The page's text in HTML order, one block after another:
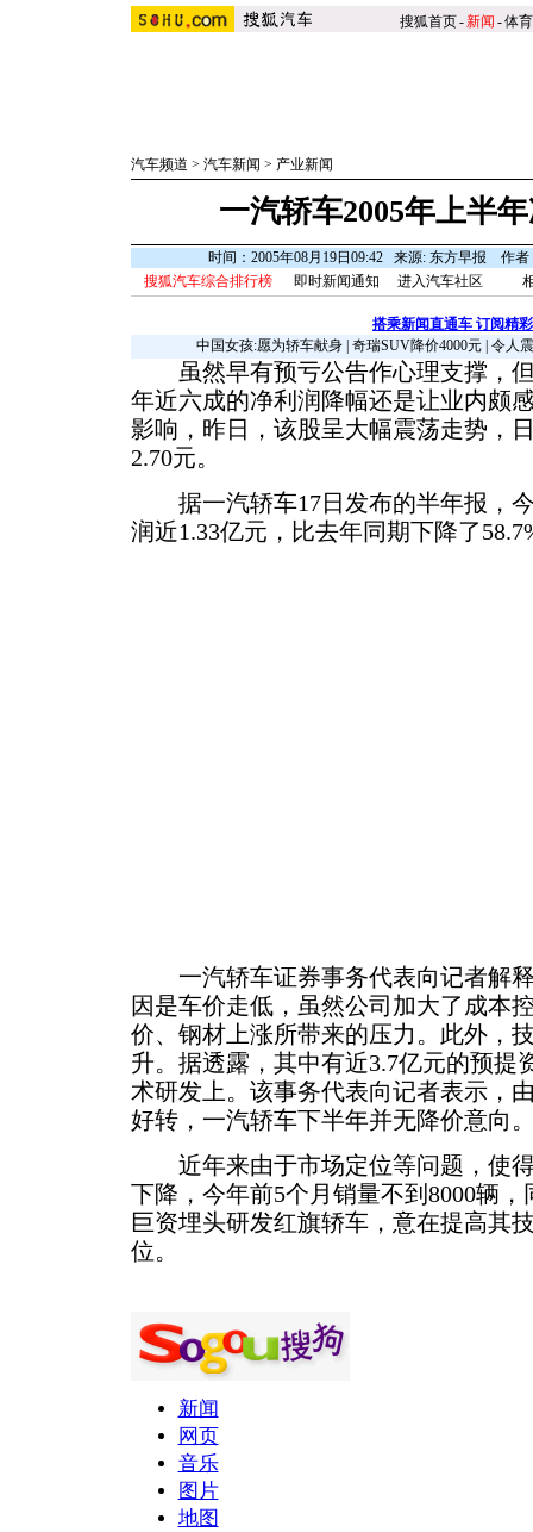
搜狐首页-新闻 -体育
汽车频道 > 汽车新闻 > 产业新闻
一汽轿车2005年上半
时间：2005年08月19日09:42 来源: 东方早报 作者
搜狐汽车综合排行榜
即时新闻通知 进入汽车社区
搭乘新闻直通车 订阅精
中国女孩:愿为轿车献身| 奇瑞SUV降价4000元| 令人
虽然早有预亏公告作心理支撑，但
年近六成的净利润降幅还是让业内颇
影响，昨日，该股呈大幅震荡走势，
2.70元。
据一汽轿车17日发布的半年报，今
润近1.33亿元，比去年同期下降了
一汽轿车证券事务代表向记者解释
因是车价走低，虽然公司加大了成本
价、钢材上涨所带来的压力。此外，
升。据透露，其中有近3.7亿元的预提
术研发上。该事务代表向记者表示，
好转，一汽轿车下半年并无降价意向
近年来由于市场定位等问题，使得
下降，今年前5个月销量不到8000辆
巨资埋头研发红旗轿车，意在提高其
位。
新闻
网页
音乐
图片
地图